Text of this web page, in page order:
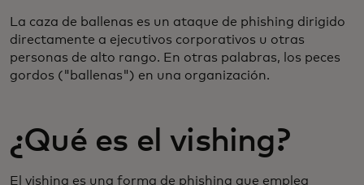
La caza de ballenas es un ataque de phishing dirigido
directamente a ejecutivos corporativos u otras
personas de alto rango. En otras palabras, los peces
gordos ("ballenas") en una organización.
¿Qué es el vishing?
El vishing es una forma de phishing que emplea